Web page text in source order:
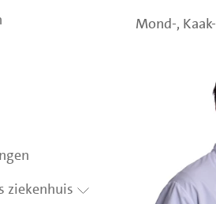
ziekenhuis
Mond-,